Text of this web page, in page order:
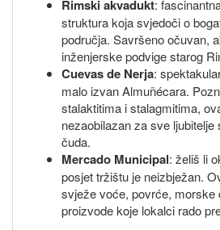
Rimski akvadukt:
struktura koja svjedoči o
područja. Savršeno očuvan,
inženjerske podvige starog
Cuevas de Nerja:
malo izvan Almuñécara.
stalaktitima i stalagmitima,
nezaobilazan za sve ljubitelje
čuda.
Mercado Municipal: želiš li
posjet tržištu je neizbježan.
svježe voće, povrće, morske
proizvode koje lokalci rado